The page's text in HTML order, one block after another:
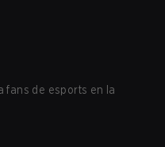
fans de esports en la